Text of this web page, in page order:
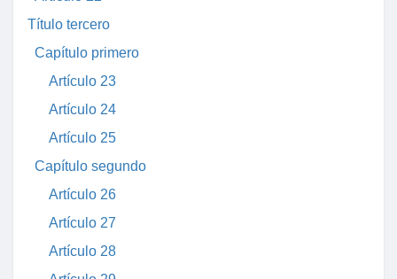
Título tercero
Capítulo primero
Artículo 23
Artículo 24
Artículo 25
Capítulo segundo
Artículo 26
Artículo 27
Artículo 28